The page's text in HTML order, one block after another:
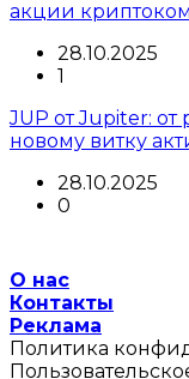
акции
28.10.2025
1
JUP от Jupiter: от
новому витку
28.10.2025
0
О нас
Контакты
Реклама
Политика